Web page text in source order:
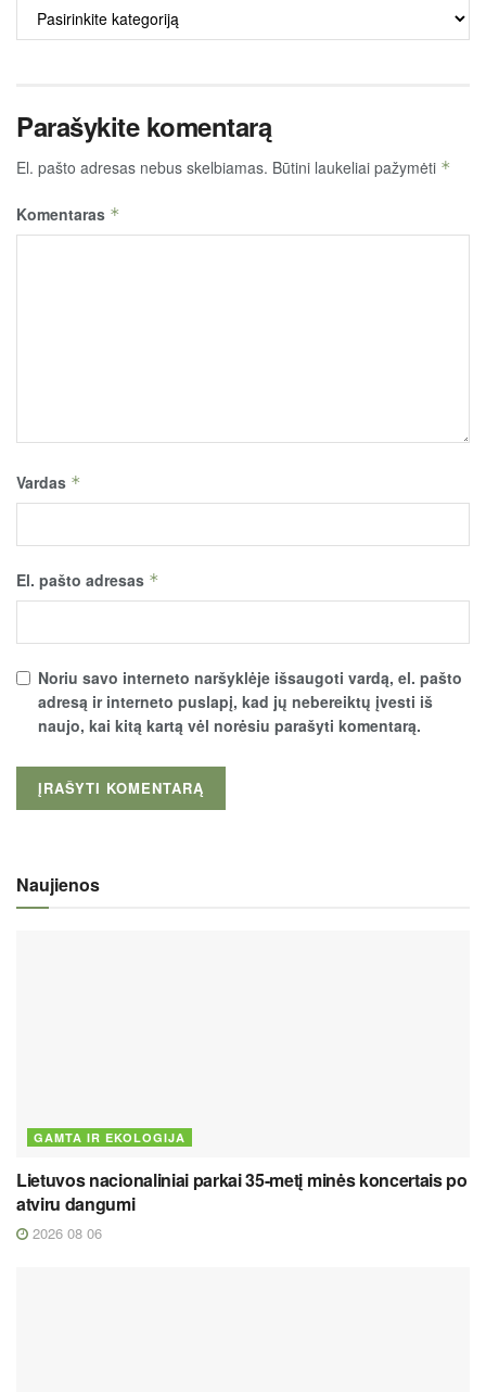
TURINYS
Parašykite komentarą
El. pašto adresas nebus skelbiamas. Būtini laukeliai pažymėti *
Komentaras *
Vardas *
El. pašto adresas *
Noriu savo interneto naršyklėje išsaugoti vardą, el. pašto
adresą ir interneto puslapį, kad jų nebereiktų įvesti iš
naujo, kai kitą kartą vėl norėsiu parašyti komentarą.
Naujienos
GAMTA IR EKOLOGIJA
Lietuvos nacionaliniai parkai 35-metį minės koncertais po
atviru dangumi
2026 08 06